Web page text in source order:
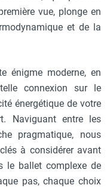
vue, plonge en
et de la
énigme moderne, en
connexion sur le
énergétique de votre
Naviguant entre les
pragmatique, nous
à considérer avant
le ballet complexe de
pas, chaque choix